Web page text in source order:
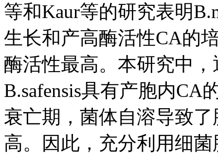
等和Kaur等的研究表明
生长和产高酶活性CA的
酶活性最高。本研究中
B.safensis具有产胞内CA
衰亡期，菌体自溶导致
高。因此，充分利用细